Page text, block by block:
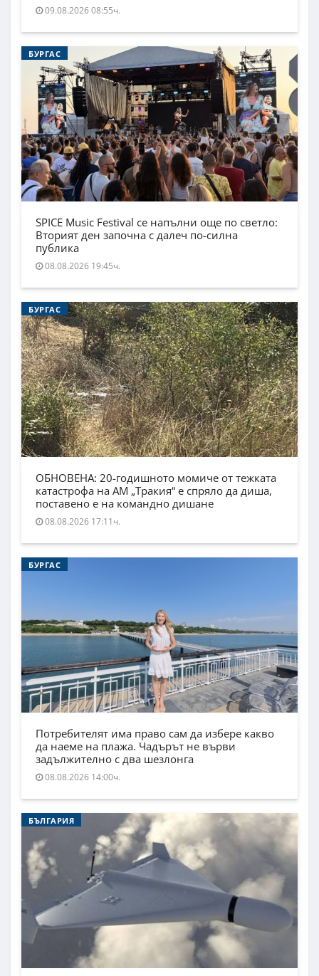
09.08.2026 08:55ч.
БУРГАС
SPICE Music Festival се напълни още по светло:
Вторият ден започна с далеч по-силна
публика
08.08.2026 19:45ч.
БУРГАС
ОБНОВЕНА: 20-годишното момиче от тежката
катастрофа на АМ „Тракия“ е спряло да диша,
поставено е на командно дишане
08.08.2026 17:11ч.
БУРГАС
Потребителят има право сам да избере какво
да наеме на плажа. Чадърът не върви
задължително с два шезлонга
08.08.2026 14:00ч.
БЪЛГАРИЯ